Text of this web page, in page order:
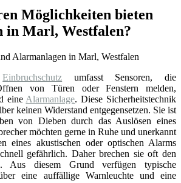
Möglichkeiten bieten
in Marl, Westfalen?
Einbruchschutz umfasst Sensoren, die
von Türen oder Fenstern melden,
eine Alarmanlage. Diese Sicherheitstechnik
keinen Widerstand entgegensetzen. Sie ist
von Dieben durch das Auslösen eines
möchten gerne in Ruhe und unerkannt
eines akustischen oder optischen Alarms
gefährlich. Daher brechen sie oft den
Aus diesem Grund verfügen typische
eine auffällige Warnleuchte und eine